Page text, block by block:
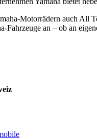
Motorrädern auch All
Fahrzeuge an – ob an